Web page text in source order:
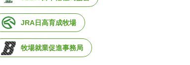
JRA日高育成牧場
牧場就業促進事務局